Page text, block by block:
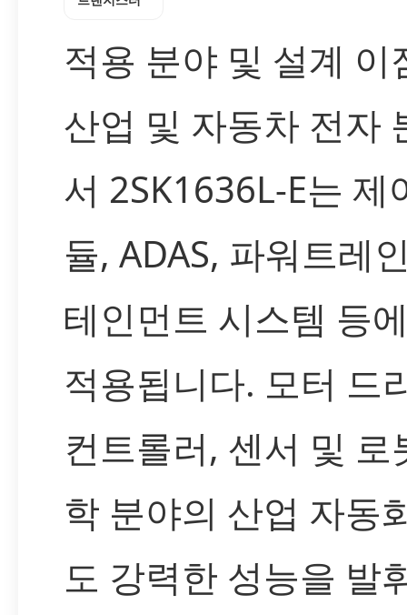
적용 분야 및 설계 이
산업 및 자동차 전자
서 2SK1636L-E는 제
듈, ADAS, 파워트레
테인먼트 시스템 등
적용됩니다. 모터 드
컨트롤러, 센서 및 로
학 분야의 산업 자동
도 강력한 성능을 발